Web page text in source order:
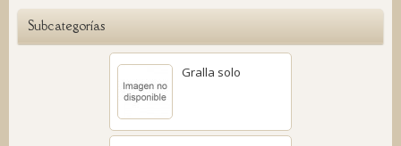
Subcategorías
Gralla solo